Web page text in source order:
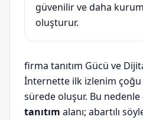
güvenilir ve daha
oluşturur.
firma tanıtım Gücü ve
İnternette ilk izlenim çoğu
sürede oluşur. Bu
tanıtım alanı; abartılı